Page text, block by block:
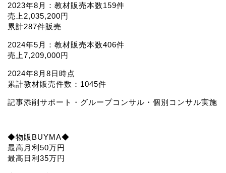
2023年8月：教材販売本数159件
売上2,035,200円
累計287件販売
2024年5月：教材販売本数406件
売上7,209,000円
2024年8月8日時点
累計教材販売件数：1045件
記事添削サポート・グループコンサル・個別コンサル実施
◆物販BUYMA◆
最高月利50万円
最高日利35万円